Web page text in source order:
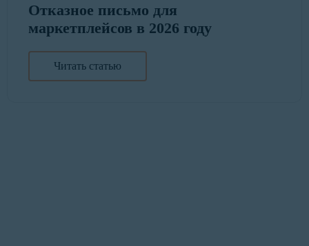
Отказное письмо для
маркетплейсов в 2026 году
Читать статью